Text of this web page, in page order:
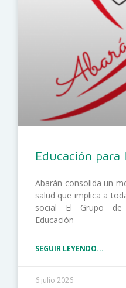
Educación para
Abarán consolida un
salud que implica a
social El Grupo de
Educación
SEGUIR LEYENDO...
6 julio 2026